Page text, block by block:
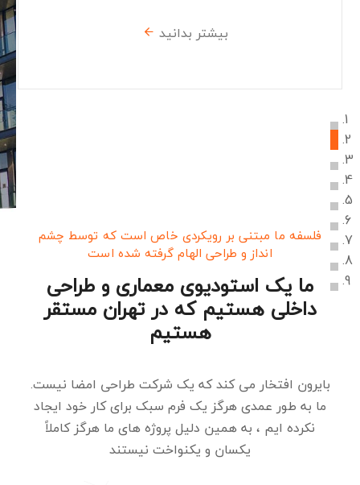
فلسفه ما مبتنی بر رویکردی خاص است که توسط چشم
انداز و طراحی الهام گرفته شده است
ما یک استودیوی معماری و طراحی
داخلی هستیم که در تهران مستقر
هستیم
بایرون افتخار می کند که یک شرکت طراحی امضا نیست.
ما به طور عمدی هرگز یک فرم سبک برای کار خود ایجاد
نکرده ایم ، به همین دلیل پروژه های ما هرگز کاملاً
یکسان و یکنواخت نیستند